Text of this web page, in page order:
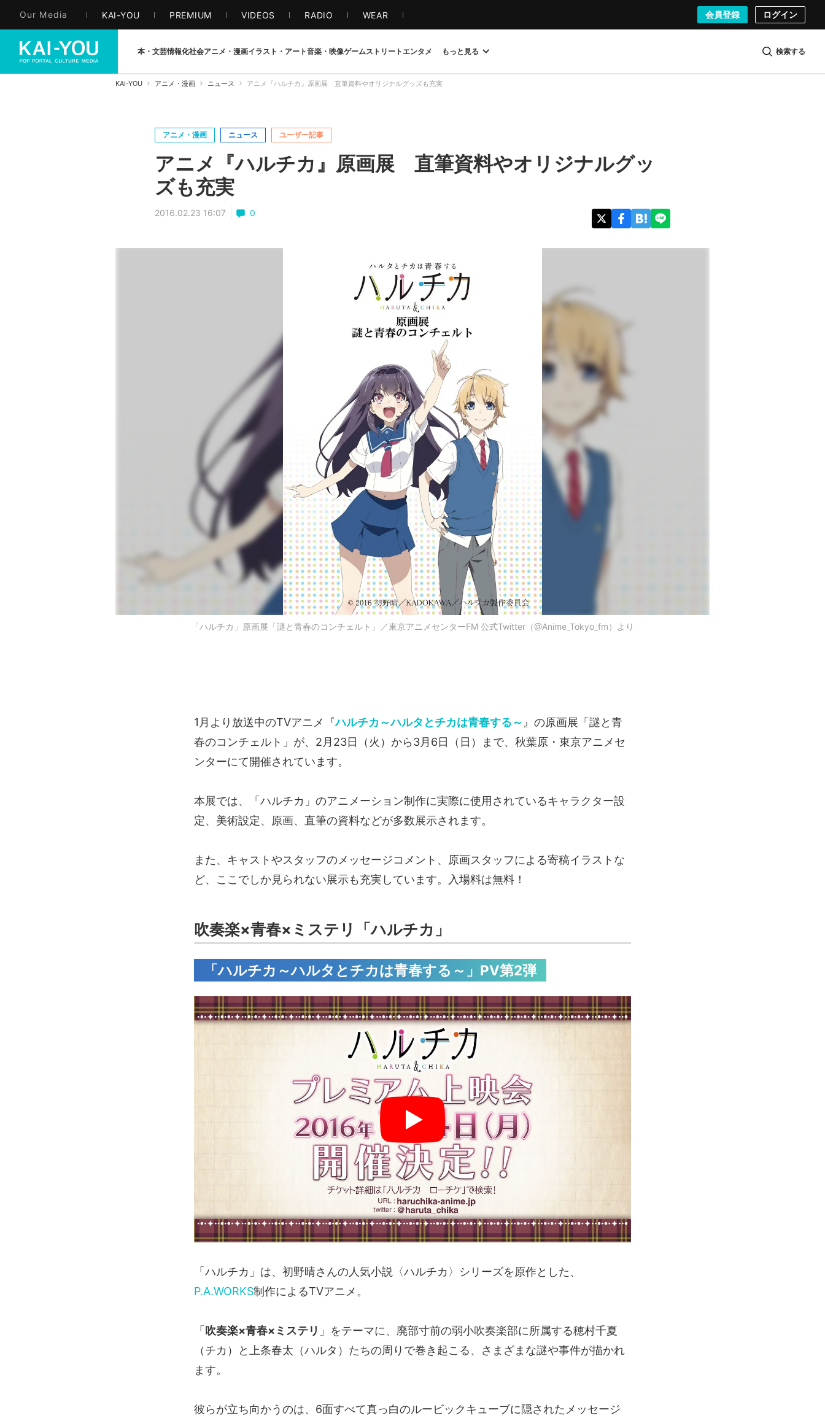
Our Media KAI-YOU PREMIUM VIDEOS RADIO WEAR 会員登録 ログイン
本・文芸情報化社会アニメ・漫画イラスト・アート音楽・映像ゲームストリート エンタメ もっと見る 検索する
KAI-YOU アニメ・漫画 ニュース アニメ『ハルチカ』原画展 直筆資料やオリジナルグッズも充実
アニメ・漫画 ニュース ユーザー記事
アニメ『ハルチカ』原画展 直筆資料やオリジナルグッ
ズも充実
2016.02.23 16:07 0
「ハルチカ」原画展「謎と青春のコンチェルト」／東京アニメセンターFM 公式Twitter（@Anime_Tokyo_fm）より
1月より放送中のTVアニメ『ハルチカ～ハルタとチカは青春する～ 』の原画展「謎と青
春のコンチェルト」が、2月23日（火）から3月6日（日）まで、秋葉原・東京アニメセ
ンターにて開催されています。
本展では、「ハルチカ」のアニメーション制作に実際に使用されているキャラクター設
定、美術設定、原画、直筆の資料などが多数展示されます。
また、キャストやスタッフのメッセージコメント、原画スタッフによる寄稿イラストな
ど、ここでしか見られない展示も充実しています。入場料は無料！
吹奏楽×青春×ミステリ「ハルチカ」
「ハルチカ～ハルタとチカは青春する～」PV第2弾
「ハルチカ」は、初野晴さんの人気小説〈ハルチカ〉シリーズを原作とした、
P.A.WORKS制作によるTVアニメ。
「吹奏楽×青春×ミステリ 」をテーマに、廃部寸前の弱小吹奏楽部に所属する穂村千夏
（チカ）と上条春太（ハルタ）たちの周りで巻き起こる、さまざまな謎や事件が描かれ
ます。
彼らが立ち向かうのは、6面すべて真っ白のルービックキューブに隠されたメッセージ